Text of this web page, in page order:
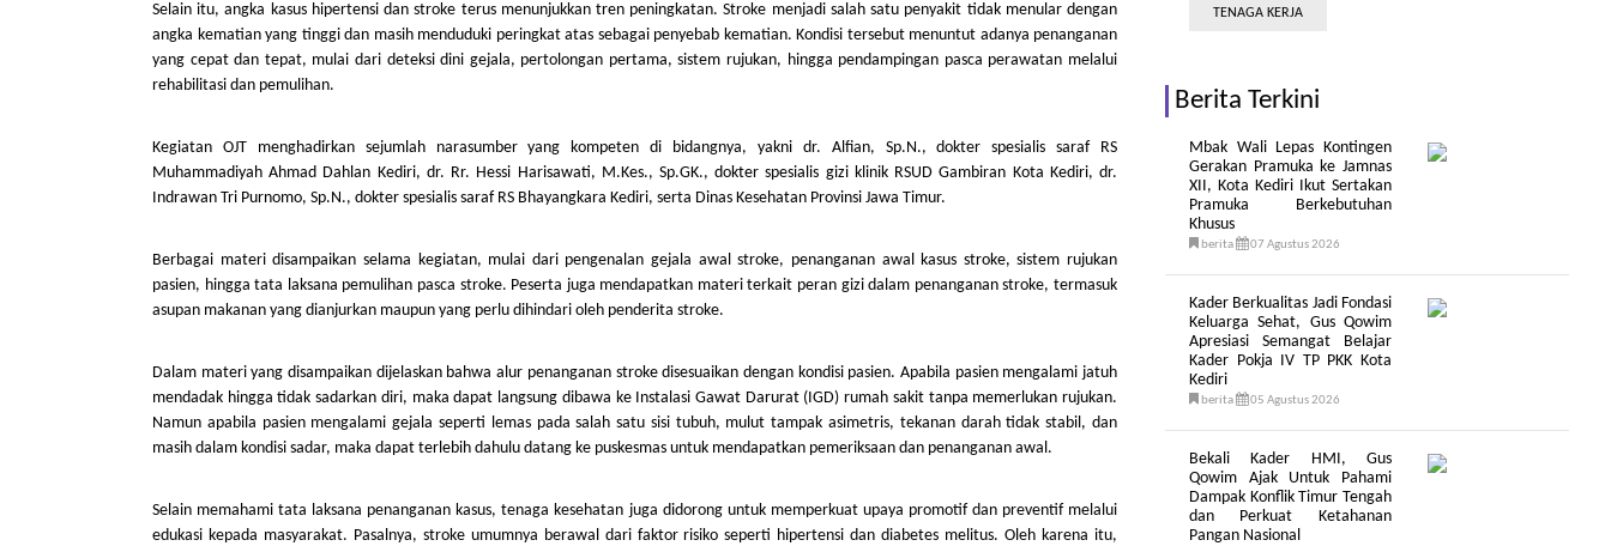
Selain itu, angka kasus hipertensi dan stroke terus menunjukkan tren peningkatan. Stroke menjadi salah satu penyakit tidak menular dengan
angka kematian yang tinggi dan masih menduduki peringkat atas sebagai penyebab kematian. Kondisi tersebut menuntut adanya penanganan
yang cepat dan tepat, mulai dari deteksi dini gejala, pertolongan pertama, sistem rujukan, hingga pendampingan pasca perawatan melalui
rehabilitasi dan pemulihan.
Kegiatan OJT menghadirkan sejumlah narasumber yang kompeten di bidangnya, yakni dr. Alfian, Sp.N., dokter spesialis saraf RS
Muhammadiyah Ahmad Dahlan Kediri, dr. Rr. Hessi Harisawati, M.Kes., Sp.GK., dokter spesialis gizi klinik RSUD Gambiran Kota Kediri, dr.
Indrawan Tri Purnomo, Sp.N., dokter spesialis saraf RS Bhayangkara Kediri, serta Dinas Kesehatan Provinsi Jawa Timur.
Berbagai materi disampaikan selama kegiatan, mulai dari pengenalan gejala awal stroke, penanganan awal kasus stroke, sistem rujukan
pasien, hingga tata laksana pemulihan pasca stroke. Peserta juga mendapatkan materi terkait peran gizi dalam penanganan stroke, termasuk
asupan makanan yang dianjurkan maupun yang perlu dihindari oleh penderita stroke.
Dalam materi yang disampaikan dijelaskan bahwa alur penanganan stroke disesuaikan dengan kondisi pasien. Apabila pasien mengalami jatuh
mendadak hingga tidak sadarkan diri, maka dapat langsung dibawa ke Instalasi Gawat Darurat (IGD) rumah sakit tanpa memerlukan rujukan.
Namun apabila pasien mengalami gejala seperti lemas pada salah satu sisi tubuh, mulut tampak asimetris, tekanan darah tidak stabil, dan
masih dalam kondisi sadar, maka dapat terlebih dahulu datang ke puskesmas untuk mendapatkan pemeriksaan dan penanganan awal.
Selain memahami tata laksana penanganan kasus, tenaga kesehatan juga didorong untuk memperkuat upaya promotif dan preventif melalui
edukasi kepada masyarakat. Pasalnya, stroke umumnya berawal dari faktor risiko seperti hipertensi dan diabetes melitus. Oleh karena itu,
TENAGA KERJA
Berita Terkini
Mbak Wali Lepas Kontingen
Gerakan Pramuka ke Jamnas
XII, Kota Kediri Ikut Sertakan
Pramuka Berkebutuhan
Khusus
berita 07 Agustus 2026
Kader Berkualitas Jadi Fondasi
Keluarga Sehat, Gus Qowim
Apresiasi Semangat Belajar
Kader Pokja IV TP PKK Kota
Kediri
berita 05 Agustus 2026
Bekali Kader HMI, Gus
Qowim Ajak Untuk Pahami
Dampak Konflik Timur Tengah
dan Perkuat Ketahanan
Pangan Nasional